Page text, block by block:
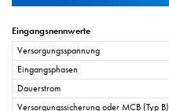
Eingangsnennwerte
Versorgungsspannung
Eingangsphasen
Dauerstrom
Versorgungssicherung oder MCB (Typ B)